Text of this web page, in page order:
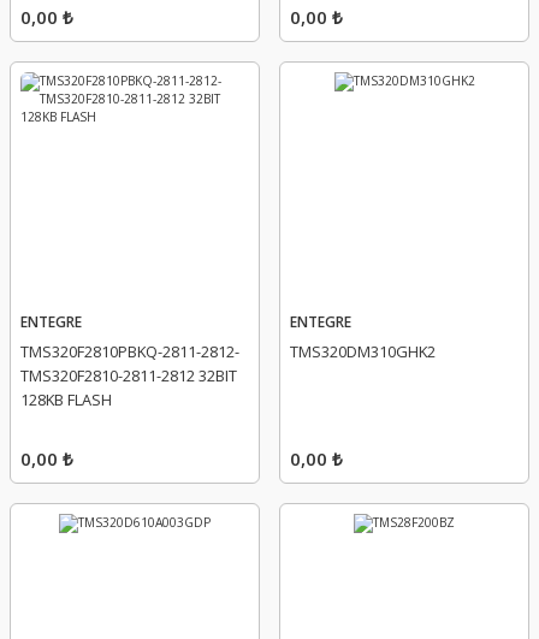
0,00 ₺ 0,00 ₺
ENTEGRE
TMS320F2810PBKQ-2811-2812-
TMS320F2810-2811-2812 32BIT
128KB FLASH
0,00 ₺
ENTEGRE
TMS320DM310GHK2
0,00 ₺